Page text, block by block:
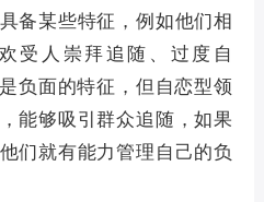
备某些特征，例如他们相
受人崇拜追随、过度自
面的特征，但自恋型领
能够吸引群众追随，如果
们就有能力管理自己的负